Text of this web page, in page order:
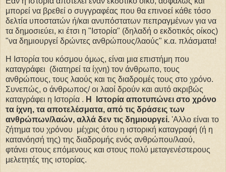
μπορεί να βρεθεί ο συγγραφέας που θα επινοεί κάθε τόσο
δελτία υποστατών ή/και ανυπόστατων πεπραγμένων για να
τα δημοσιεύει, κι έτσι η "Ιστορία" (δηλαδή ο εκδοτικός οίκος)
"να δημιουργεί δρώντες ανθρώπους/λαούς" κ.α. πλάσματα!
Η Ιστορία του κόσμου όμως, είναι μια επιστήμη που
καταγράφει (διατηρεί τα ίχνη) τον άνθρωπο, τους
ανθρώπους, τους λαούς και τις διαδρομές τους στο χρόνο.
Συνεπώς, ο άνθρωπος/ οι λαοί δρούν και αυτό ακριβώς
καταγράφει η Ιστορία . Η Ιστορία αποτυπώνει στο χρόνο
τα ίχνη, τα αποτελέσματα, από τις δράσεις των
ανθρώπων/λαών, αλλά δεν τις δημιουργεί. 'Αλλο είναι το
ζήτημα του χρόνου μέχρις ότου η ιστορική καταγραφή (ή η
κατανόησή της) της διαδρομής ενός ανθρώπου/λαού,
φτάνει στους επόμενους και στους πολύ μεταγενέστερους
μελετητές της ιστορίας.